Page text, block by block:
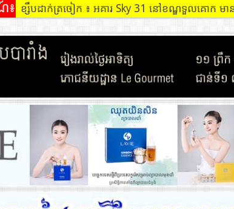
៖ ខ្សឹបដាក់ត្រចៀក ៖ អគារ Sky 31 នៅខណ្ឌទួលគោក ម